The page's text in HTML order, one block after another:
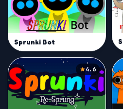
Sprunki Bot
4.6